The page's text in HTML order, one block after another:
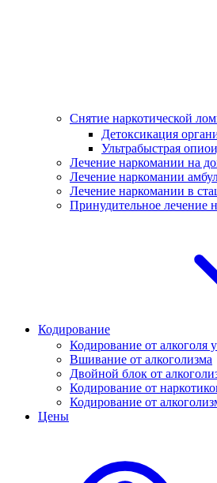
Снятие наркотической
Детоксикация
Ультрабыстрая
Лечение наркомании на
Лечение наркомании
Лечение наркомании в
Принудительное лечение
Кодирование
Кодирование от алкоголя
Вшивание от алкоголизма
Двойной блок от
Кодирование от
Кодирование от
Цены